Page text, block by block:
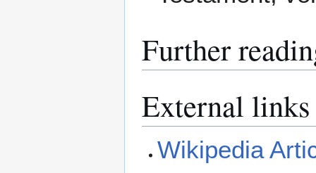
Further
External links
Wikipedia